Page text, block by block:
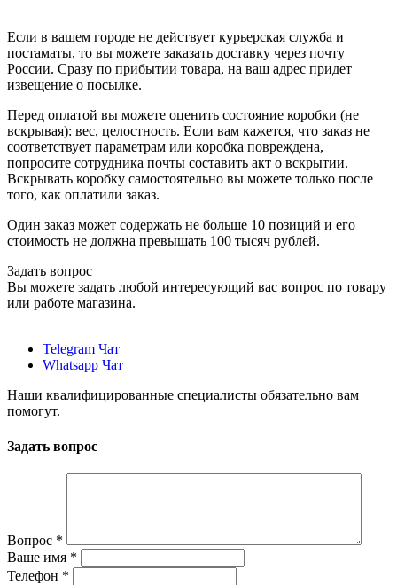
Если в вашем городе не действует курьерская служба и
постаматы, то вы можете заказать доставку через почту
России. Сразу по прибытии товара, на ваш адрес придет
извещение о посылке.
Перед оплатой вы можете оценить состояние коробки (не
вскрывая): вес, целостность. Если вам кажется, что заказ не
соответствует параметрам или коробка повреждена,
попросите сотрудника почты составить акт о вскрытии.
Вскрывать коробку самостоятельно вы можете только после
того, как оплатили заказ.
Один заказ может содержать не больше 10 позиций и его
стоимость не должна превышать 100 тысяч рублей.
Задать вопрос
Вы можете задать любой интересующий вас вопрос по товару
или работе магазина.
Telegram Чат
Whatsapp Чат
Наши квалифицированные специалисты обязательно вам
помогут.
Задать вопрос
Вопрос *
Ваше имя *
Телефон *